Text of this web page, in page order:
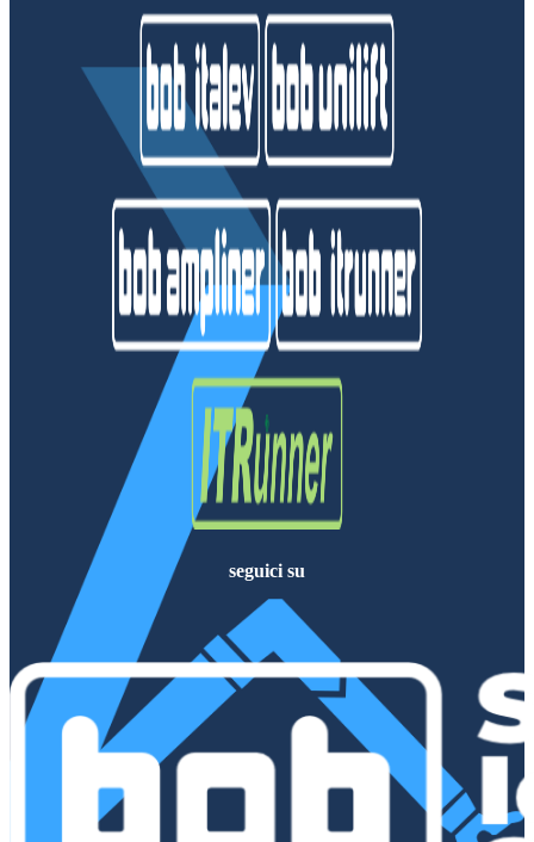
seguici su
Follow me on Facebook
Follow me on X
Follow me on LinkedIn
Follow me on LinkedIn